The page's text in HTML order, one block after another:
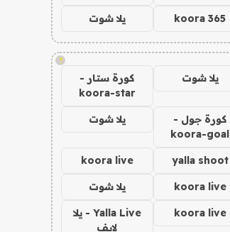
koora 365 يلا شوت
!
يلا شوت
كورة ستار -
koora-star
كورة جول -
koora-goal
يلا شوت
yalla shoot
koora live
koora live يلا شوت
koora live
Yalla Live - يلا
لايف